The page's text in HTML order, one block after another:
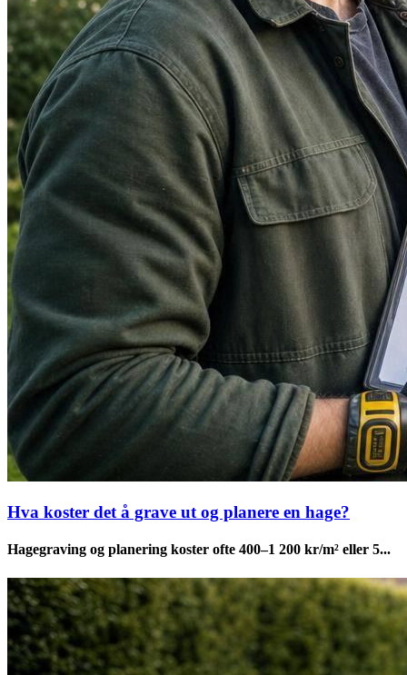
Hva koster det å grave ut og planere en hage?
Hagegraving og planering koster ofte 400–1 200 kr/m² eller 5...